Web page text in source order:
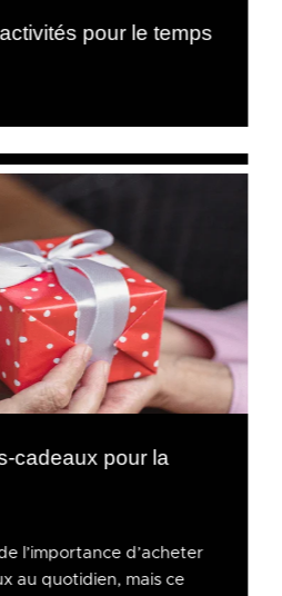
pour le temps
cadeaux pour la
l’importance d’acheter
au quotidien, mais ce